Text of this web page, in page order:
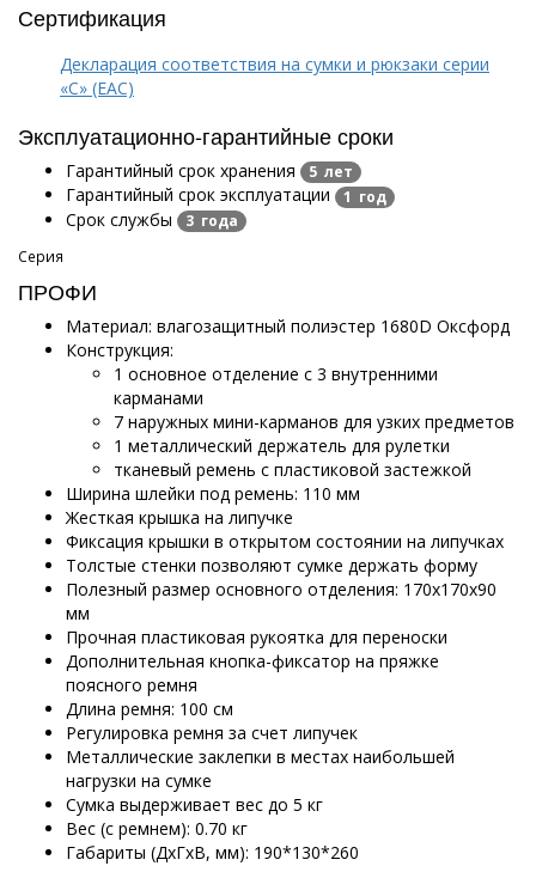
Сертификация
Декларация соответствия на сумки и рюкзаки серии
«С» (EAC)
Эксплуатационно-гарантийные сроки
Гарантийный срок хранения 5 лет
Гарантийный срок эксплуатации 1 год
Срок службы 3 года
Серия
ПРОФИ
Материал: влагозащитный полиэстер 1680D Оксфорд
Конструкция:
1 основное отделение с 3 внутренними
карманами
7 наружных мини-карманов для узких предметов
1 металлический держатель для рулетки
тканевый ремень с пластиковой застежкой
Ширина шлейки под ремень: 110 мм
Жесткая крышка на липучке
Фиксация крышки в открытом состоянии на липучках
Толстые стенки позволяют сумке держать форму
Полезный размер основного отделения: 170х170х90
мм
Прочная пластиковая рукоятка для переноски
Дополнительная кнопка-фиксатор на пряжке
поясного ремня
Длина ремня: 100 см
Регулировка ремня за счет липучек
Металлические заклепки в местах наибольшей
нагрузки на сумке
Сумка выдерживает вес до 5 кг
Вес (с ремнем): 0.70 кг
Габариты (ДхГхВ, мм): 190*130*260